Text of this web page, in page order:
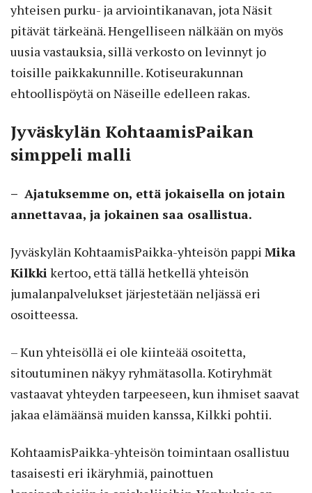
yhteisen purku- ja arviointikanavan, jota Näsit
pitävät tärkeänä. Hengelliseen nälkään on myös
uusia vastauksia, sillä verkosto on levinnyt jo
toisille paikkakunnille. Kotiseurakunnan
ehtoollispöytä on Näseille edelleen rakas.
Jyväskylän KohtaamisPaikan
simppeli malli
– Ajatuksemme on, että jokaisella on jotain
annettavaa, ja jokainen saa osallistua.
Jyväskylän KohtaamisPaikka-yhteisön pappi Mika
Kilkki kertoo, että tällä hetkellä yhteisön
jumalanpalvelukset järjestetään neljässä eri
osoitteessa.
– Kun yhteisöllä ei ole kiinteää osoitetta,
sitoutuminen näkyy ryhmätasolla. Kotiryhmät
vastaavat yhteyden tarpeeseen, kun ihmiset saavat
jakaa elämäänsä muiden kanssa, Kilkki pohtii.
KohtaamisPaikka-yhteisön toimintaan osallistuu
tasaisesti eri ikäryhmiä, painottuen